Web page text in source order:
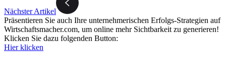
Nächster Artikel
Präsentieren Sie auch Ihre unternehmerischen Erfolgs-Strategien auf
Wirtschaftsmacher.com, um online mehr Sichtbarkeit zu generieren!
Klicken Sie dazu folgenden Button:
Hier klicken